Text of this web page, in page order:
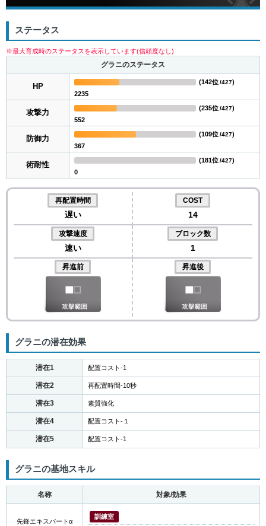
ステータス
※最大育成時のステータスを表示しています(信頼度なし)
グラニのステータス
HP
2235
(142位/427)
攻撃力
552
(235位/427)
防御力
367
(109位/427)
術耐性
0
(181位/427)
再配置時間
遅い
COST
14
攻撃速度
速い
ブロック数
1
昇進前 昇進後
グラニの潜在効果
潜在1 配置コスト-1
潜在2 再配置時間-10秒
潜在3 素質強化
潜在4 配置コスト-１
潜在5 配置コスト-1
グラニの基地スキル
名称 対象/効果
先鋒エキスパートα
訓練室